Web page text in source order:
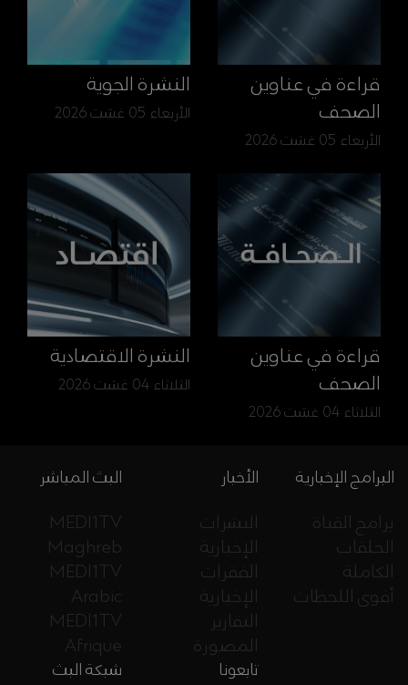
قراءة في عناوين
الصحف
الأربعاء 05 غشت 2026
النشرة الجوية
الأربعاء 05 غشت 2026
قراءة في عناوين
الصحف
الثلاثاء 04 غشت 2026
النشرة الاقتصادية
الثلاثاء 04 غشت 2026
البث المباشر
MEDI1TV
Maghreb
MEDI1TV
Arabic
MEDI1TV
Afrique
الأخبار
النشرات
الإخبارية
الفقرات
الإخبارية
التقارير
المصورة
البرامج الإخبارية
برامج القناة
الحلقات
الكاملة
أقوى اللحظات
شبكة البث تابعونا